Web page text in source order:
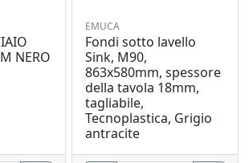
NERO
EMUCA
Fondi sotto lavello
Sink, M90,
863x580mm, spessore
della tavola 18mm,
tagliabile,
Tecnoplastica, Grigio
antracite